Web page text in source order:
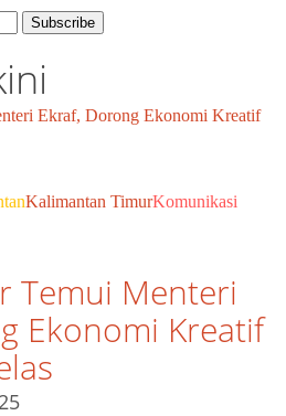
Kalimantan TimurKomunikasi
Temui Menteri
Ekonomi Kreatif